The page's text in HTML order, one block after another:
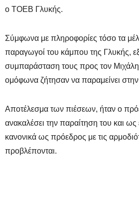
ο ΤΟΕΒ Γλυκής.
Σύμφωνα με πληροφορίες τόσο τα
παραγωγοί του κάμπου της Γλυκής,
συμπαράσταση τους προς τον
ομόφωνα ζήτησαν να παραμείνει
Αποτέλεσμα των πιέσεων, ήταν ο
ανακαλέσει την παραίτηση του και ως
κανονικά ως πρόεδρος με τις
προβλέπονται.